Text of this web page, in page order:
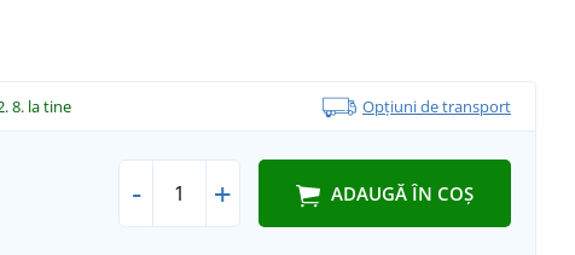
8. la tine Opțiuni de transport
- + ADAUGĂ ÎN COȘ